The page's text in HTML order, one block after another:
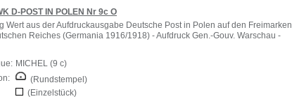
D-POST IN POLEN Nr 9c O
Wert aus der Aufdruckausgabe Deutsche Post in Polen auf den Freimarken
Reiches (Germania 1916/1918) - Aufdruck Gen.-Gouv. Warschau -
MICHEL (9 c)
(Rundstempel)
(Einzelstück)